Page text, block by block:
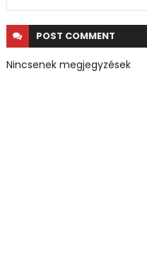
POST COMMENT
Nincsenek megjegyzések